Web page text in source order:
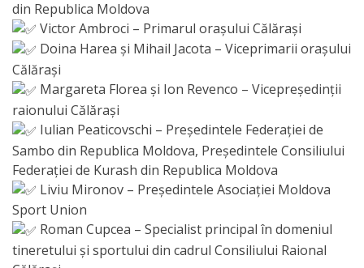
Călăraşi
Contabilitate
Serviciul
Arhitectură
şi
Urbanism
Serviciul
din Republica Moldova
Victor Ambroci – Primarul orașului Călărași
Doina Harea și Mihail Jacota – Viceprimarii orașului
Călărași
Margareta Florea și Ion Revenco – Vicepreședinții
raionului Călărași
Iulian Peaticovschi – Președintele Federației de
Sambo din Republica Moldova, Președintele Consiliului
Federației de Kurash din Republica Moldova
Liviu Mironov – Președintele Asociației Moldova
Sport Union
Roman Cupcea – Specialist principal în domeniul
tineretului și sportului din cadrul Consiliului Raional